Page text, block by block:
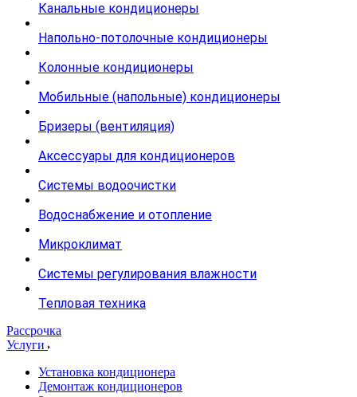
Канальные кондиционеры
Напольно-потолочные кондиционеры
Колонные кондиционеры
Мобильные (напольные) кондиционеры
Бризеры (вентиляция)
Аксессуары для кондиционеров
Системы водоочистки
Водоснабжение и отопление
Микроклимат
Системы регулирования влажности
Тепловая техника
Рассрочка
Услуги
Установка кондиционера
Демонтаж кондиционеров